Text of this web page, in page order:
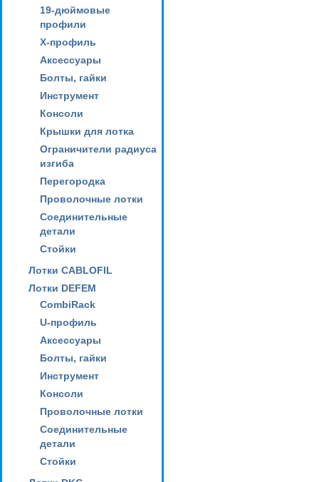
19-дюймовые
профили
X-профиль
Аксессуары
Болты, гайки
Инструмент
Консоли
Крышки для лотка
Ограничители радиуса
изгиба
Перегородка
Проволочные лотки
Соединительные
детали
Стойки
Лотки CABLOFIL
Лотки DEFEM
CombiRack
U-профиль
Аксессуары
Болты, гайки
Инструмент
Консоли
Проволочные лотки
Соединительные
детали
Стойки